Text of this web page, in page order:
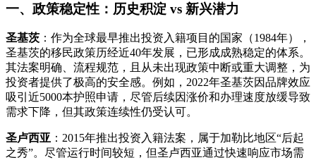
一、政策稳定性：历史积淀 vs 新兴潜力
圣基茨 ：作为全球最早推出投资入籍项目的国家（1984年），
圣基茨的移民政策历经近40年发展，已形成成熟稳定的体系。
其法案明确、流程规范，且从未出现政策中断或重大调整，为
投资者提供了极高的安全感。例如，2022年圣基茨因品牌效应
吸引近5000本护照申请，尽管后续因涨价和办理速度放缓导致
需求下降，但其政策连续性仍受认可。
圣卢西亚 ：2015年推出投资入籍法案，属于加勒比地区“后起
之秀”。尽管运行时间较短，但圣卢西亚通过快速响应市场需